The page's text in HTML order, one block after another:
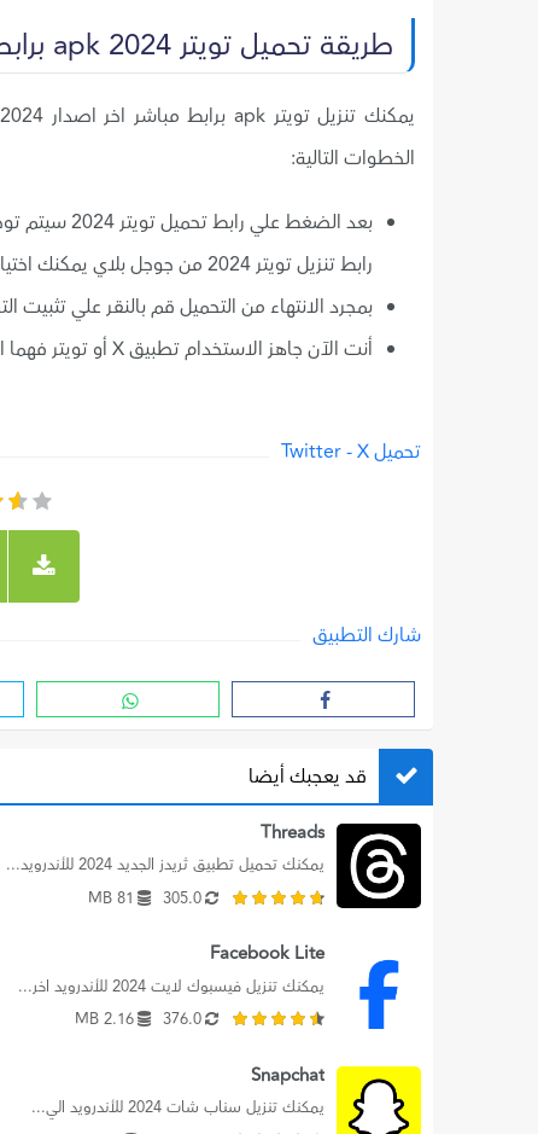
طريقة تحميل تويتر 2024 apk برابط مباشر
الخطوات التالية:
رابط تنزيل تويتر 2024 من جوجل بلاي يمكنك اختيار ما يناسبك.
بمجرد الانتهاء من التحميل قم بالنقر علي تثبيت
أنت الآن جاهز الاستخدام تطبيق X أو تويتر فهما الآن منصة واحدة وتطبيق واحد.
تحميل Twitter - X
شارك التطبيق
قد يعجبك أيضا
Threads
يمكنك تحميل تطبيق ثريدز الجديد 2024 للأندرويد...
305.0
81 MB
Facebook Lite
يمكنك تنزيل فيسبوك لايت 2024 للأندرويد اخر...
376.0
2.16 MB
Snapchat
يمكنك تنزيل سناب شات 2024 للأندرويد الي...